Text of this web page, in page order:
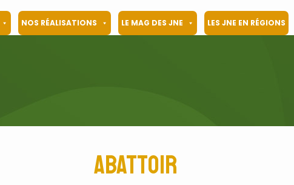
NOS RÉALISATIONS LE MAG DES JNE LES JNE EN RÉGIONS
abattoir